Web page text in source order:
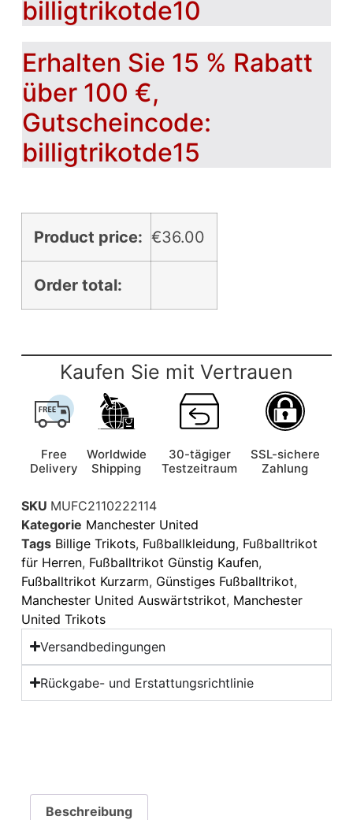
billigtrikotde10
Erhalten Sie 15 % Rabatt
über 100 €,
Gutscheincode:
billigtrikotde15
Product price: €36.00
Order total:
Kaufen Sie mit Vertrauen
Free
Delivery
Worldwide
Shipping
30-tägiger
Testzeitraum
SSL-sichere
Zahlung
SKU MUFC2110222114
Kategorie Manchester United
Tags Billige Trikots, Fußballkleidung, Fußballtrikot
für Herren, Fußballtrikot Günstig Kaufen,
Fußballtrikot Kurzarm, Günstiges Fußballtrikot,
Manchester United Auswärtstrikot, Manchester
United Trikots
Versandbedingungen
Rückgabe- und Erstattungsrichtlinie
Beschreibung